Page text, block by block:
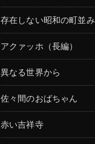
存在しない昭和の町並み
アクァッホ（長編）
異なる世界から
佐々間のおばちゃん
赤い吉祥寺